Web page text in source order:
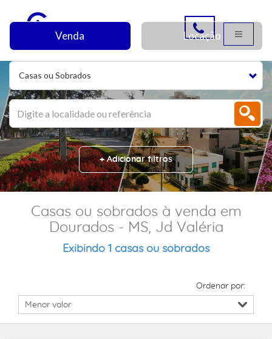
Casas ou Sobrados
Venda Locação
+ Adicionar filtros
Casas ou sobrados à venda em
Dourados - MS, Jd Valéria
Exibindo 1 casas ou sobrados
Ordenar por: